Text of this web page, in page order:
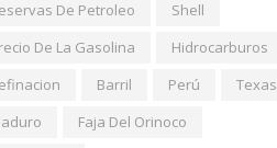
De Petroleo
Shell
De La Gasolina
Hidrocarburos
Barril Perú
Texas
Faja Del Orinoco